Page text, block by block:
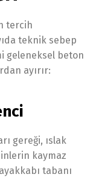
tercih
teknik sebep
geleneksel beton
ayırır:
gereği, ıslak
kaymaz
tabanı